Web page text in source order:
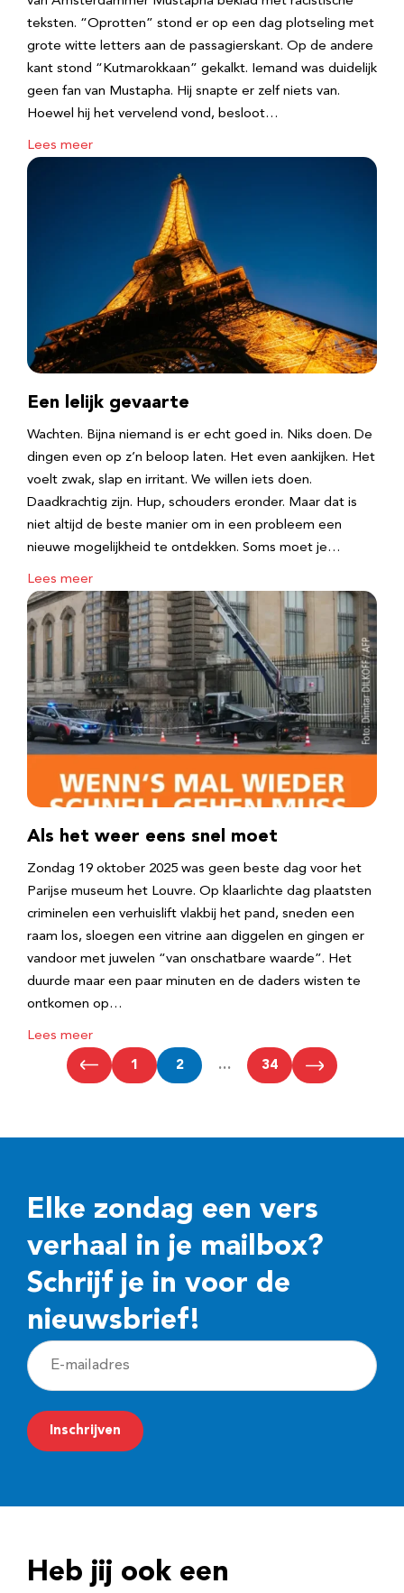
teksten. “Oprotten” stond er op een dag plotseling met
grote witte letters aan de passagierskant. Op de andere
kant stond “Kutmarokkaan” gekalkt. Iemand was duidelijk
geen fan van Mustapha. Hij snapte er zelf niets van.
Hoewel hij het vervelend vond, besloot…
Lees meer
Een lelijk gevaarte
Wachten. Bijna niemand is er echt goed in. Niks doen. De
dingen even op z’n beloop laten. Het even aankijken. Het
voelt zwak, slap en irritant. We willen iets doen.
Daadkrachtig zijn. Hup, schouders eronder. Maar dat is
niet altijd de beste manier om in een probleem een
nieuwe mogelijkheid te ontdekken. Soms moet je…
Lees meer
Als het weer eens snel moet
Zondag 19 oktober 2025 was geen beste dag voor het
Parijse museum het Louvre. Op klaarlichte dag plaatsten
criminelen een verhuislift vlakbij het pand, sneden een
raam los, sloegen een vitrine aan diggelen en gingen er
vandoor met juwelen “van onschatbare waarde”. Het
duurde maar een paar minuten en de daders wisten te
ontkomen op…
Lees meer
1 2 … 34
Elke zondag een vers
verhaal in je mailbox?
Schrijf je in voor de
nieuwsbrief!
E
-
m
a
r
Inschrijven
Heb jij ook een